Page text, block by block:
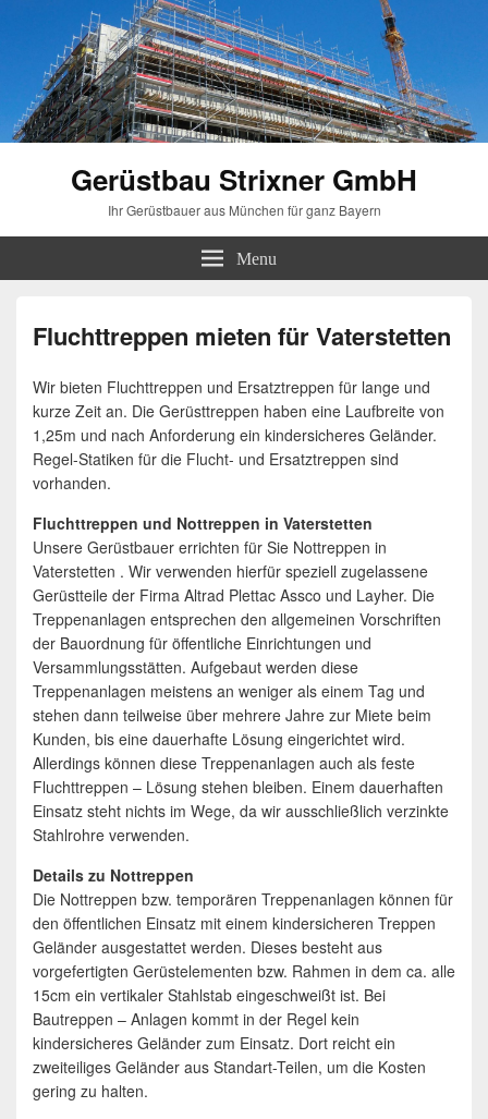
Gerüstbau Strixner GmbH
Ihr Gerüstbauer aus München für ganz Bayern
Menu
Fluchttreppen mieten für Vaterstetten
Wir bieten Fluchttreppen und Ersatztreppen für lange und
kurze Zeit an. Die Gerüsttreppen haben eine Laufbreite von
1,25m und nach Anforderung ein kindersicheres Geländer.
Regel-Statiken für die Flucht- und Ersatztreppen sind
vorhanden.
Fluchttreppen und Nottreppen in Vaterstetten
Unsere Gerüstbauer errichten für Sie Nottreppen in
Vaterstetten . Wir verwenden hierfür speziell zugelassene
Gerüstteile der Firma Altrad Plettac Assco und Layher. Die
Treppenanlagen entsprechen den allgemeinen Vorschriften
der Bauordnung für öffentliche Einrichtungen und
Versammlungsstätten. Aufgebaut werden diese
Treppenanlagen meistens an weniger als einem Tag und
stehen dann teilweise über mehrere Jahre zur Miete beim
Kunden, bis eine dauerhafte Lösung eingerichtet wird.
Allerdings können diese Treppenanlagen auch als feste
Fluchttreppen – Lösung stehen bleiben. Einem dauerhaften
Einsatz steht nichts im Wege, da wir ausschließlich verzinkte
Stahlrohre verwenden.
Details zu Nottreppen
Die Nottreppen bzw. temporären Treppenanlagen können für
den öffentlichen Einsatz mit einem kindersicheren Treppen
Geländer ausgestattet werden. Dieses besteht aus
vorgefertigten Gerüstelementen bzw. Rahmen in dem ca. alle
15cm ein vertikaler Stahlstab eingeschweißt ist. Bei
Bautreppen – Anlagen kommt in der Regel kein
kindersicheres Geländer zum Einsatz. Dort reicht ein
zweiteiliges Geländer aus Standart-Teilen, um die Kosten
gering zu halten.